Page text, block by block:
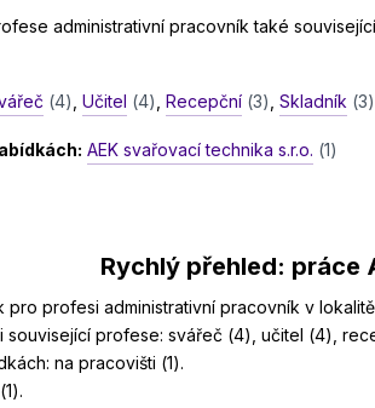
administrativní pracovník také
(4) ,Učitel (4) ,Recepční (3) ,Skladník (3)
AEK svařovací technika s.r.o. (1)
Rychlý přehled: práce
pro profesi administrativní pracovník v
související profese: svářeč (4), učitel (4),
na pracovišti (1).